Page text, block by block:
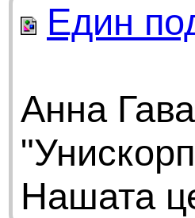
Един
Анна
Нашата